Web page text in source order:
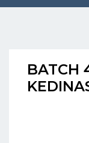
BATCH